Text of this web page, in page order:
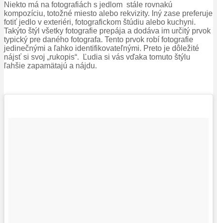
Niekto má na fotografiách s jedlom stále rovnakú
kompozíciu, totožné miesto alebo rekvizity. Iný zase preferuje
fotiť jedlo v exteriéri, fotografickom štúdiu alebo kuchyni.
Takýto štýl všetky fotografie prepája a dodáva im určitý prvok
typický pre daného fotografa. Tento prvok robí fotografie
jedinečnými a ľahko identifikovateľnými. Preto je dôležité
nájsť si svoj „rukopis“. Ľudia si vás vďaka tomuto štýlu
ľahšie zapamätajú a nájdu.